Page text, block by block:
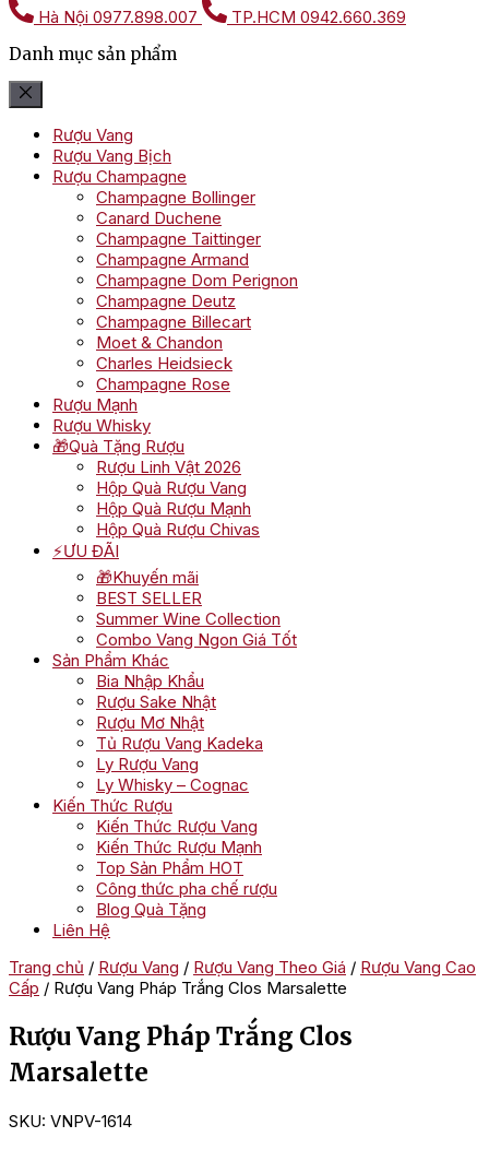
Hà Nội 0977.898.007 TP.HCM 0942.660.369
Danh mục sản phẩm
Rượu Vang
Rượu Vang Bịch
Rượu Champagne
Champagne Bollinger
Canard Duchene
Champagne Taittinger
Champagne Armand
Champagne Dom Perignon
Champagne Deutz
Champagne Billecart
Moet & Chandon
Charles Heidsieck
Champagne Rose
Rượu Mạnh
Rượu Whisky
🎁Quà Tặng Rượu
Rượu Linh Vật 2026
Hộp Quà Rượu Vang
Hộp Quà Rượu Mạnh
Hộp Quà Rượu Chivas
⚡ƯU ĐÃI
🎁Khuyến mãi
BEST SELLER
Summer Wine Collection
Combo Vang Ngon Giá Tốt
Sản Phẩm Khác
Bia Nhập Khẩu
Rượu Sake Nhật
Rượu Mơ Nhật
Tủ Rượu Vang Kadeka
Ly Rượu Vang
Ly Whisky – Cognac
Kiến Thức Rượu
Kiến Thức Rượu Vang
Kiến Thức Rượu Mạnh
Top Sản Phẩm HOT
Công thức pha chế rượu
Blog Quà Tặng
Liên Hệ
Trang chủ / Rượu Vang / Rượu Vang Theo Giá / Rượu Vang Cao
Cấp / Rượu Vang Pháp Trắng Clos Marsalette
Rượu Vang Pháp Trắng Clos
Marsalette
SKU: VNPV-1614